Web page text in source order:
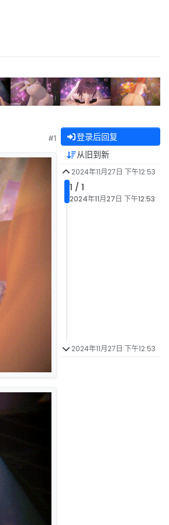
#1 登录后回复
从旧到新
2024年11月27日 下午12:53
1 / 1
2024年11月27日 下午12:53
2024年11月27日 下午12:53